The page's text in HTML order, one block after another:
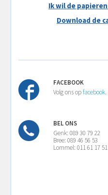
Ik wil de
Download de
FACEBOOK
Volg ons opfacebook.
BEL ONS
Genk: 089 30 79 22
Bree: 089 46 56 53
Lommel: 011 61 17 51